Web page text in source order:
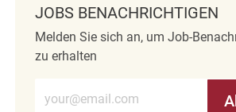
JOBS BENACHRICHTIGEN
Melden Sie sich an, um Job-
zu erhalten
E-Mail-Adresse eingeben